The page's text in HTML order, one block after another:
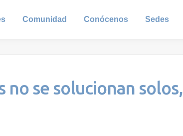
Comunidad Conócenos Sedes
no se solucionan solos,